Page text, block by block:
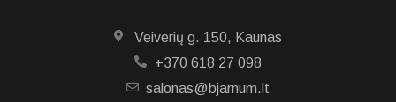
Veiverių g. 150, Kaunas
+370 618 27 098
salonas@bjarnum.lt